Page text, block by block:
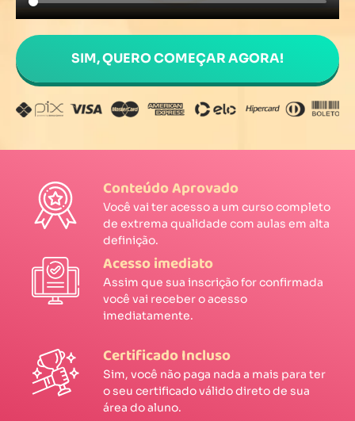
SIM, QUERO COMEÇAR AGORA!
Conteúdo Aprovado
Você vai ter acesso a um curso completo
de extrema qualidade com aulas em alta
definição.
Acesso imediato
Assim que sua inscrição for confirmada
você vai receber o acesso
imediatamente.
Certificado Incluso
Sim, você não paga nada a mais para ter
o seu certificado válido direto de sua
área do aluno.